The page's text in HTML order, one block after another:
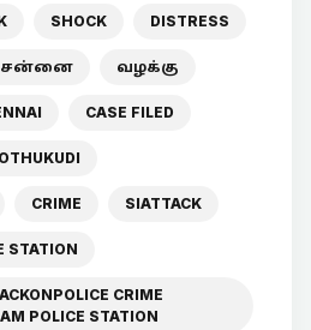
SHOCK DISTRESS
வழக்கு
CASE FILED
CRIME SIATTACK
STATION
CRIME
POLICE STATION